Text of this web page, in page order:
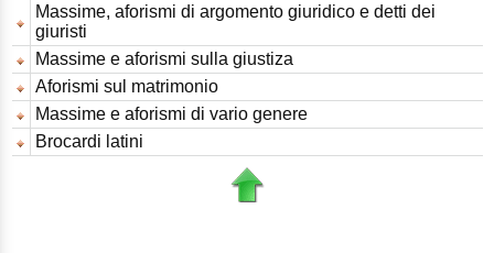
Massime, aforismi di argomento giuridico e detti dei
giuristi
Massime e aforismi sulla giustiza
Aforismi sul matrimonio
Massime e aforismi di vario genere
Brocardi latini